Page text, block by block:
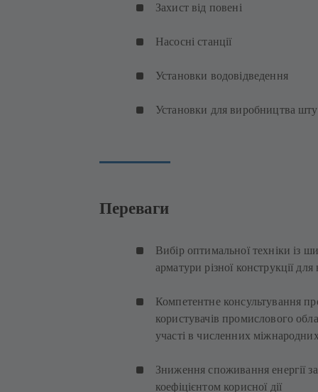
Захист від повені
Насосні станції
Установки водовідведення
Установки для виробництва
Переваги
Вибір оптимальної техніки із
арматури різної конструкції
Компетентне консультування
користувачів промислового
участі в численних
Зниження споживання енергії
коефіцієнтом корисної дії